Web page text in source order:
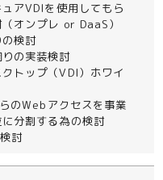
アVDIを使用してもら
オンプレ or DaaS）
検討
の実装検討
クトップ（VDI）ホワイ
のWebアクセスを事業
分割する為の検討
討